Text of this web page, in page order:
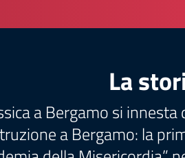
La
a Bergamo si
a Bergamo: la